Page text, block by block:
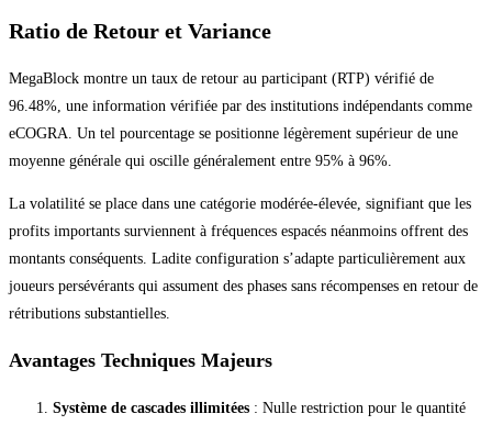
Ratio de Retour et Variance
MegaBlock montre un taux de retour au participant (RTP) vérifié de
96.48%, une information vérifiée par des institutions indépendants comme
eCOGRA. Un tel pourcentage se positionne légèrement supérieur de une
moyenne générale qui oscille généralement entre 95% à 96%.
La volatilité se place dans une catégorie modérée-élevée, signifiant que les
profits importants surviennent à fréquences espacés néanmoins offrent des
montants conséquents. Ladite configuration s’adapte particulièrement aux
joueurs persévérants qui assument des phases sans récompenses en retour de
rétributions substantielles.
Avantages Techniques Majeurs
Système de cascades illimitées : Nulle restriction pour le quantité